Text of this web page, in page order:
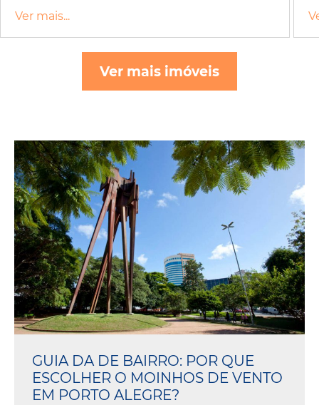
Ver mais...
Ver mais imóveis
GUIA DA DE BAIRRO: POR QUE
ESCOLHER O MOINHOS DE VENTO
EM PORTO ALEGRE?